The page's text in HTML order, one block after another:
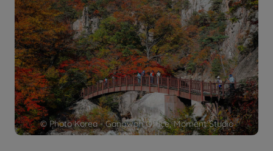
© Photo Korea - Gangwon Office, Moment Studio